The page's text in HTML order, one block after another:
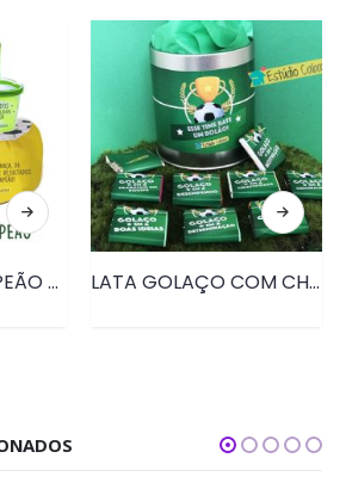
KIT CLIENTE CAMPEÃO – “PIPOCA + GUARANÁ + SUA TORCIDA” • PRD150 LATA GOLAÇO COM CHOCOLATES • PRD153